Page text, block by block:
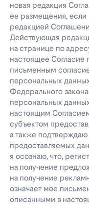
новая редакция
ее размещения,
редакцией
Действующая
на странице по
настоящее Согласие
письменным
персональных
Федерального
персональных
настоящим
субъектом
а также
предоставляемых
я осознаю, что,
на получение
на получение
означает мое
описанными в